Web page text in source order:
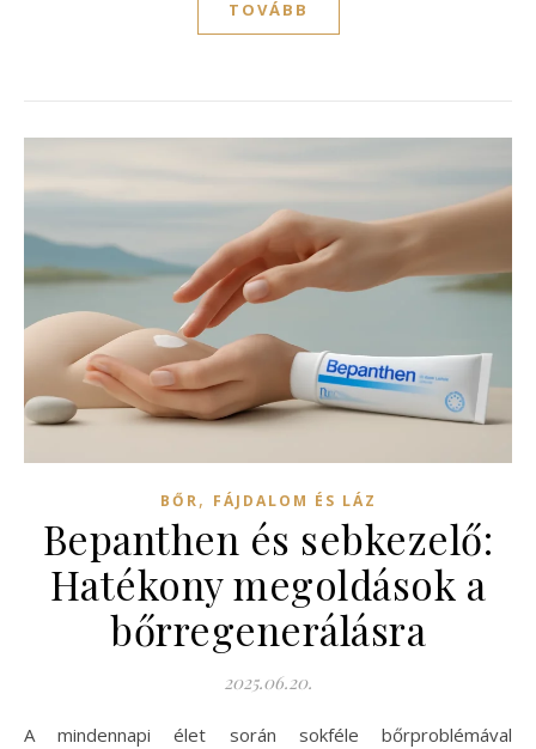
TOVÁBB
BŐR, FÁJDALOM ÉS LÁZ
Bepanthen és sebkezelő:
Hatékony megoldások a
bőrregenerálásra
2025.06.20.
A mindennapi élet során sokféle bőrproblémával